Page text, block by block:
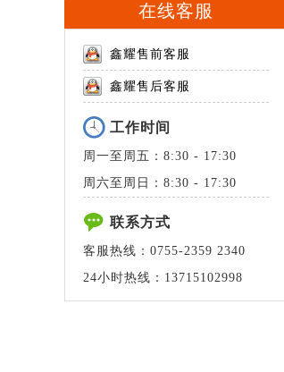
在线客服
鑫耀售前客服
鑫耀售后客服
工作时间
周一至周五：8:30 - 17:30
周六至周日：8:30 - 17:30
联系方式
客服热线：0755-2359 2340
24小时热线：13715102998